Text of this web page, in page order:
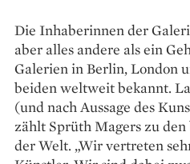
Die Inhaberinnen der
aber alles andere als ein
Galerien in Berlin, London
beiden weltweit bekannt.
(und nach Aussage des
zählt Sprüth Magers zu
der Welt. „Wir vertreten